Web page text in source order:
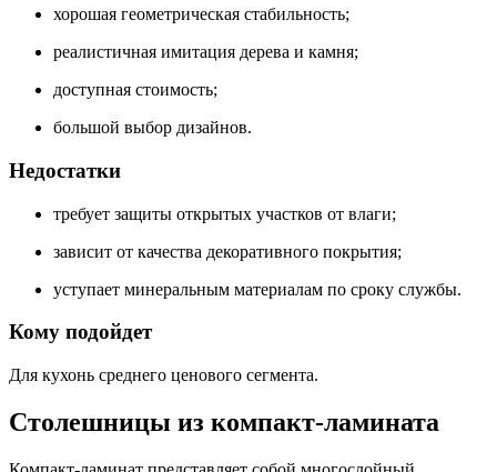
хорошая геометрическая стабильность;
реалистичная имитация дерева и камня;
доступная стоимость;
большой выбор дизайнов.
Недостатки
требует защиты открытых участков от влаги;
зависит от качества декоративного покрытия;
уступает минеральным материалам по сроку службы.
Кому подойдет
Для кухонь среднего ценового сегмента.
Столешницы из компакт-ламината